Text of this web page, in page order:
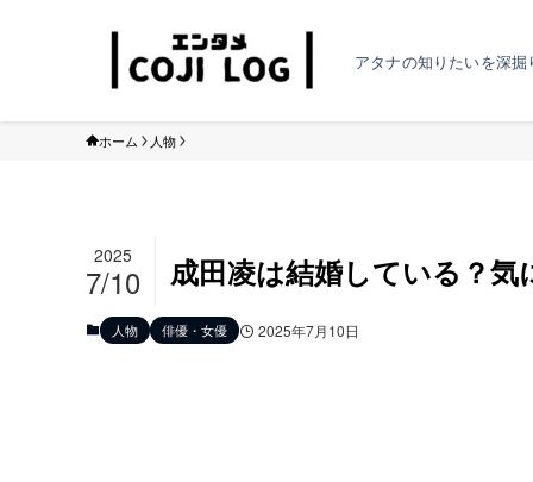
アタナの知りたいを深掘
ホーム 人物
成田凌は結婚している？
2025
7/10
人物 俳優・女優 2025年7月10日